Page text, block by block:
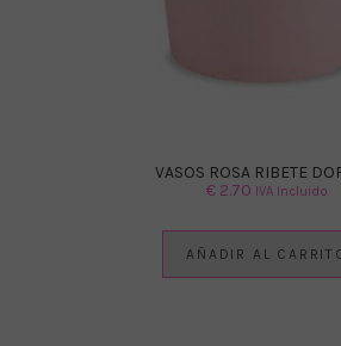
VASOS ROSA RIBETE
€ 2.70 IVA Incluido
AÑADIR AL